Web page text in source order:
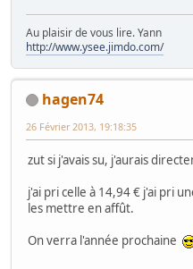
Au plaisir de vous lire. Yann
http://www.ysee.jimdo.com/
hagen74
26 Février 2013, 19:18:35
zut si j'avais su, j'aurais
j'ai pri celle à 14,94 € j'ai pri
les mettre en affût.
On verra l'année prochaine